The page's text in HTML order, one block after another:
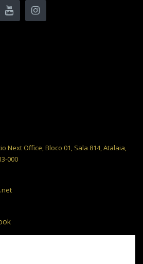
Next Office, Bloco 01, Sala 814, Atalaia,
000